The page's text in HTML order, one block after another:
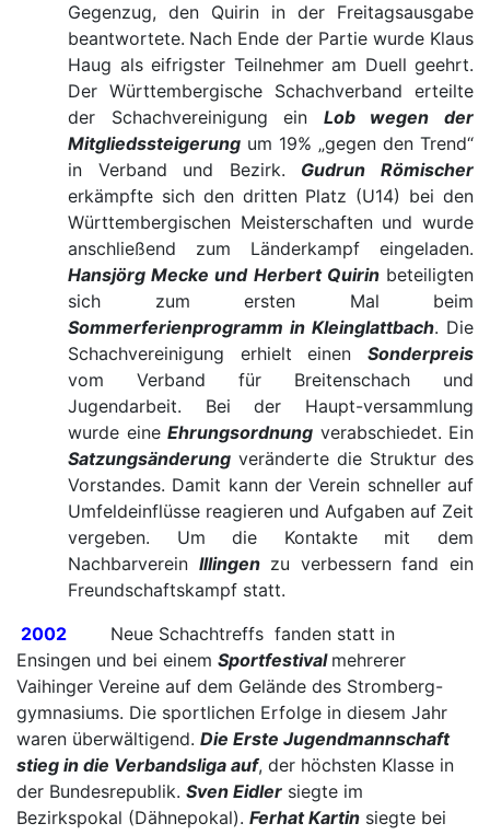
Gegenzug, den Quirin in der Freitagsausgabe
beantwortete. Nach Ende der Partie wurde Klaus
Haug als eifrigster Teilnehmer am Duell geehrt.
Der Württembergische Schachverband erteilte
der Schachvereinigung ein Lob wegen der
Mitgliedssteigerung um 19% „gegen den Trend“
in Verband und Bezirk. Gudrun Römischer
erkämpfte sich den dritten Platz (U14) bei den
Württembergischen Meisterschaften und wurde
anschließend zum Länderkampf eingeladen.
Hansjörg Mecke und Herbert Quirinbeteiligten
sich zum ersten Mal beim
Sommerferienprogramm in Kleinglattbach. Die
Schachvereinigung erhielt einen Sonderpreis
vom Verband für Breitenschach und
Jugendarbeit. Bei der Haupt-versammlung
wurde eine Ehrungsordnung verabschiedet. Ein
Satzungsänderung veränderte die Struktur des
Vorstandes. Damit kann der Verein schneller auf
Umfeldeinflüsse reagieren und Aufgaben auf Zeit
vergeben. Um die Kontakte mit dem
Nachbarverein Illingenzu verbessern fand ein
Freundschaftskampf statt.
2002
Neue Schachtreffs fanden statt in
Ensingen und bei einem Sportfestival mehrerer
Vaihinger Vereine auf dem Gelände des Stromberg-
gymnasiums. Die sportlichen Erfolge in diesem Jahr
waren überwältigend. Die Erste Jugendmannschaft
stieg in die Verbandsliga auf, der höchsten Klasse in
der Bundesrepublik. Sven Eidler siegte im
Bezirkspokal (Dähnepokal). Ferhat Kartin siegte bei